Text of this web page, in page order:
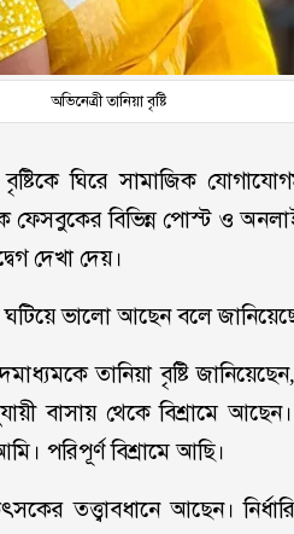
অভিনেত্রী তানিয়া বৃষ্টি
বৃষ্টিকে ঘিরে সামাজিক
বিভিন্ন পোস্ট ও
দেখা দেয়।
ভালো আছেন বলে
তানিয়া বৃষ্টি
বাসায় থেকে বিশ্রামে
পরিপূর্ণ বিশ্রামে আছি।
তত্ত্বাবধানে আছেন।